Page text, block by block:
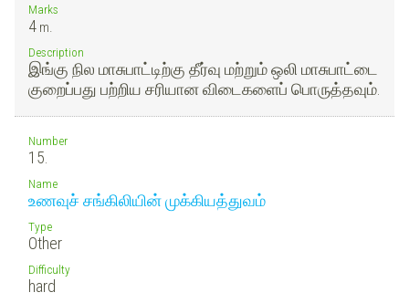
Marks
4 m.
Description
இங்கு நில மாசுபாட்டிற்கு தீர்வு மற்றும் ஒலி மாசுபாட்டை
குறைப்பது பற்றிய சரியான விடைகளைப் பொருத்தவும்.
Number
15.
Name
உணவுச் சங்கிலியின் முக்கியத்துவம்
Type
Other
Difficulty
hard